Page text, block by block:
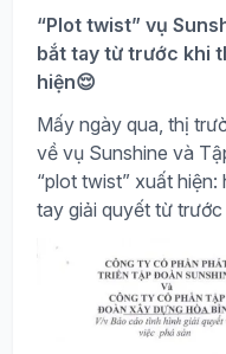
“Plot twist” vụ
bắt tay từ trước khi
hiện😌
Mấy ngày qua, thị
về vụ Sunshine và
“plot twist” xuất
tay giải quyết từ trước